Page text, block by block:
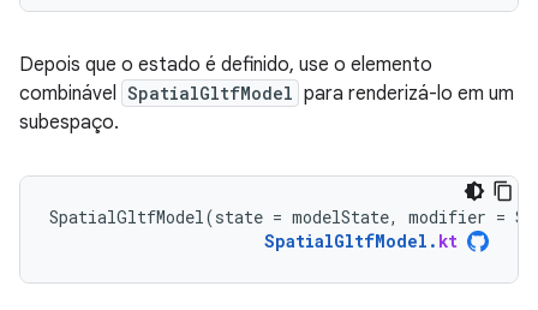
Depois que o estado é definido, use o elemento
combinável
SpatialGltfModel para renderizá-lo em um
subespaço.
SpatialGltfModel (state = modelState, modifier =
SpatialGltfModel . kt